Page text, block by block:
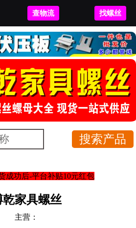
查物流 找螺丝
成功后-平台补贴10元红包
乾家具螺丝
主营：